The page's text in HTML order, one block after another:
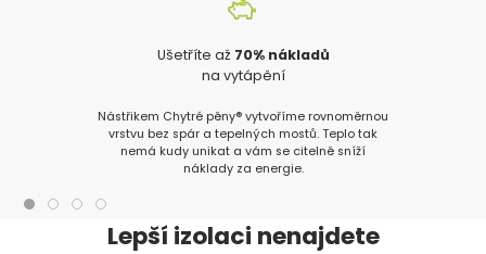
Ušetříte až 70% nákladů
na vytápění
Nástřikem Chytré pěny® vytvoříme rovnoměrnou
vrstvu bez spár a tepelných mostů. Teplo tak
nemá kudy unikat a vám se citelně sníží
náklady za energie.
Lepší izolaci nenajdete